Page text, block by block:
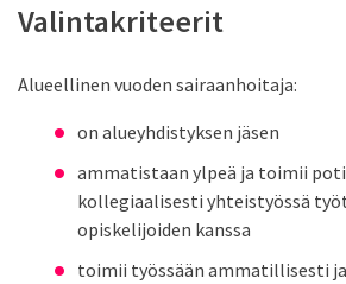
Valintakriteerit
Alueellinen vuoden sairaanhoitaja:
on alueyhdistyksen jäsen
ammatistaan ylpeä ja toimii
kollegiaalisesti yhteistyössä
opiskelijoiden kanssa
toimii työssään ammatillisesti